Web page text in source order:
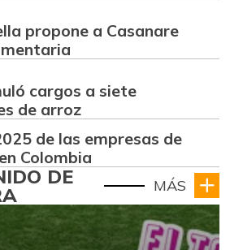
propone a Casanare
cargos a siete
de arroz
de las empresas de
Colombia
DE MÁS